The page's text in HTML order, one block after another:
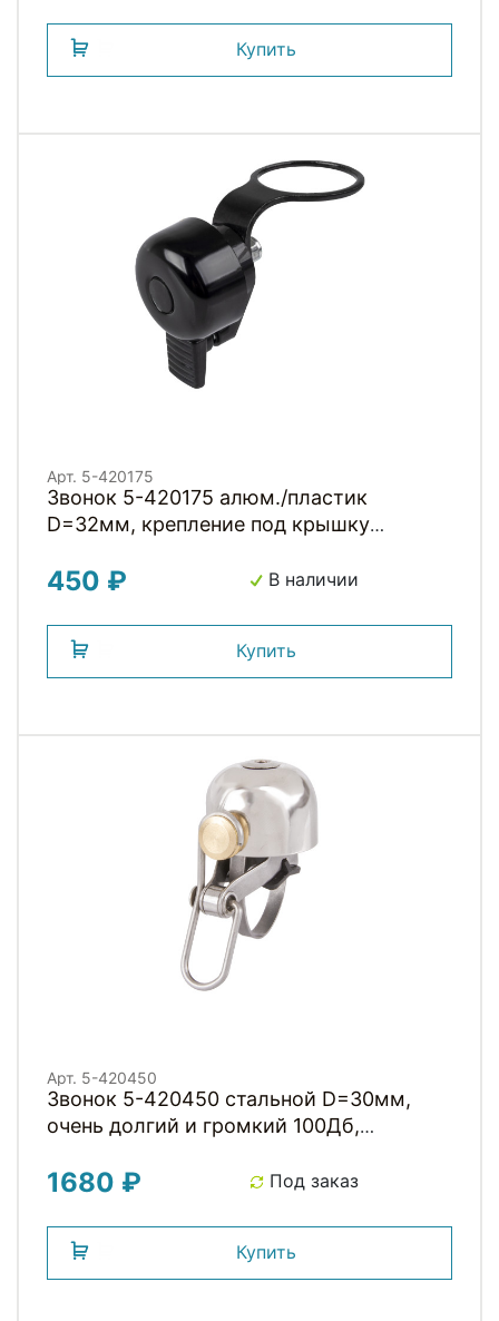
Купить
Арт. 5-420175
Звонок 5-420175 алюм./пластик
D=32мм, крепление под крышку
HEADSET
450 ₽ В наличии
Купить
Арт. 5-420450
Звонок 5-420450 стальной D=30мм,
очень долгий и громкий 100Дб,
1680 ₽ Под заказ
Купить